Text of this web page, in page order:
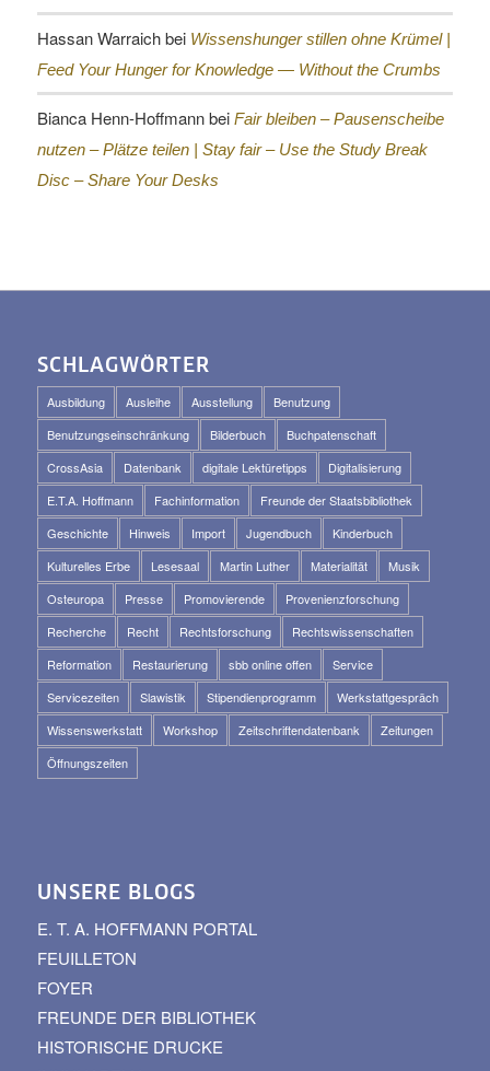
Hassan Warraichbei Wissenshunger stillen ohne Krümel |
Feed Your Hunger for Knowledge — Without the Crumbs
Bianca Henn-Hoffmannbei Fair bleiben – Pausenscheibe
nutzen – Plätze teilen | Stay fair – Use the Study Break
Disc – Share Your Desks
SCHLAGWÖRTER
Ausbildung Ausleihe Ausstellung
Benutzung
Benutzungseinschränkung
Bilderbuch
Buchpatenschaft
CrossAsia
Datenbank digitale Lektüretipps
Digitalisierung
E.T.A. Hoffmann
Fachinformation
Freunde der Staatsbibliothek
Geschichte
Hinweis Import Jugendbuch
Kinderbuch
Kulturelles Erbe
Lesesaal Martin Luther Materialität
Musik
Osteuropa
Presse Promovierende
Provenienzforschung
Recherche
Recht Rechtsforschung
Rechtswissenschaften
Reformation
Restaurierung sbb online offen
Service
Servicezeiten
Slawistik Stipendienprogramm
Werkstattgespräch
Wissenswerkstatt
Workshop Zeitschriftendatenbank
Zeitungen
Öffnungszeiten
UNSERE BLOGS
E. T. A. HOFFMANN PORTAL
FEUILLETON
FOYER
FREUNDE DER BIBLIOTHEK
HISTORISCHE DRUCKE